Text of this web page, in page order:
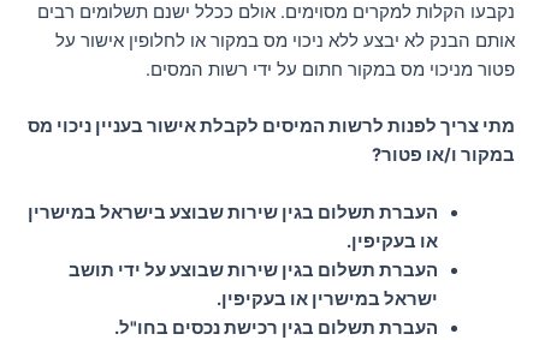
נקבעו הקלות למקרים מסוימים. אולם ככלל ישנם תשלומים רבים
אותם הבנק לא יבצע ללא ניכוי מס במקור או לחלופין אישור על
פטור מניכוי מס במקור חתום על ידי רשות המסים.
מתי צריך לפנות לרשות המיסים לקבלת אישור בעניין ניכוי מס
במקור ו/או פטור?
העברת תשלום בגין שירות שבוצע בישראל במישרין
או בעקיפין.
העברת תשלום בגין שירות שבוצע על ידי תושב
ישראל במישרין או בעקיפין.
העברת תשלום בגין רכישת נכסים בחו"ל.